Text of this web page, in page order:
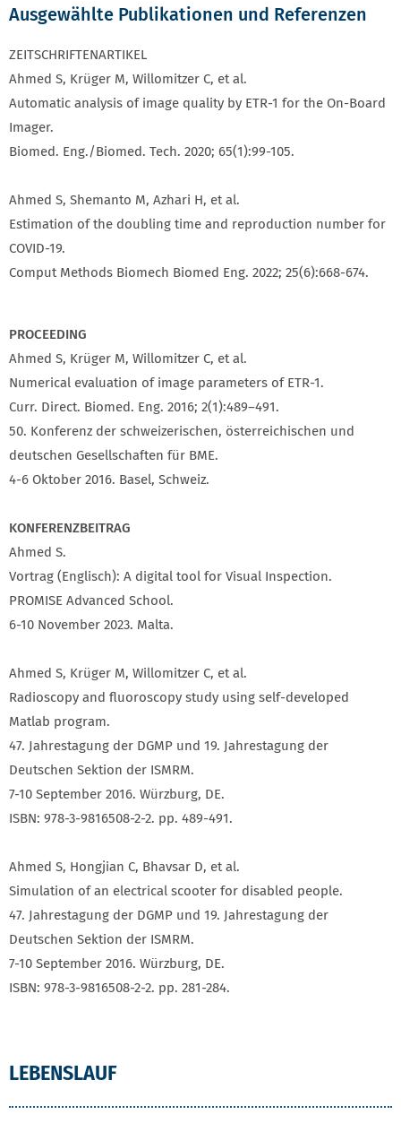
Ausgewählte Publikationen und Referenzen
ZEITSCHRIFTENARTIKEL
Ahmed S, Krüger M, Willomitzer C, et al.
Automatic analysis of image quality by ETR-1 for the On-Board
Imager.
Biomed. Eng./Biomed. Tech. 2020; 65(1):99-105.
Ahmed S, Shemanto M, Azhari H, et al.
Estimation of the doubling time and reproduction number for
COVID-19.
Comput Methods Biomech Biomed Eng. 2022; 25(6):668-674.
PROCEEDING
Ahmed S, Krüger M, Willomitzer C, et al.
Numerical evaluation of image parameters of ETR-1.
Curr. Direct. Biomed. Eng. 2016; 2(1):489–491.
50. Konferenz der schweizerischen, österreichischen und
deutschen Gesellschaften für BME.
4-6 Oktober 2016. Basel, Schweiz.
KONFERENZBEITRAG
Ahmed S.
Vortrag (Englisch): A digital tool for Visual Inspection.
PROMISE Advanced School.
6-10 November 2023. Malta.
Ahmed S, Krüger M, Willomitzer C, et al.
Radioscopy and fluoroscopy study using self-developed
Matlab program.
47. Jahrestagung der DGMP und 19. Jahrestagung der
Deutschen Sektion der ISMRM.
7-10 September 2016. Würzburg, DE.
ISBN: 978-3-9816508-2-2. pp. 489-491.
Ahmed S, Hongjian C, Bhavsar D, et al.
Simulation of an electrical scooter for disabled people.
47. Jahrestagung der DGMP und 19. Jahrestagung der
Deutschen Sektion der ISMRM.
7-10 September 2016. Würzburg, DE.
ISBN: 978-3-9816508-2-2. pp. 281-284.
LEBENSLAUF